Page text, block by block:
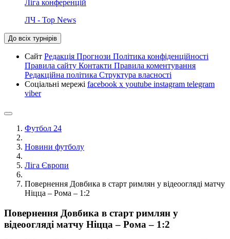
Ліга конференцій
ЛЧ - Top News
До всіх турнірів
Сайт Редакція Прогнози Політика конфіденційності
Правила сайту Контакти Правила коментування
Редакційна політика Структура власності
Соціальні мережі facebook x youtube instagram telegram
viber
Футбол 24
Новини футболу
Ліга Європи
Повернення Довбика в старт римлян у відеоогляді матчу
Ніцца – Рома – 1:2
Повернення Довбика в старт римлян у
відеоогляді матчу Ніцца – Рома – 1:2